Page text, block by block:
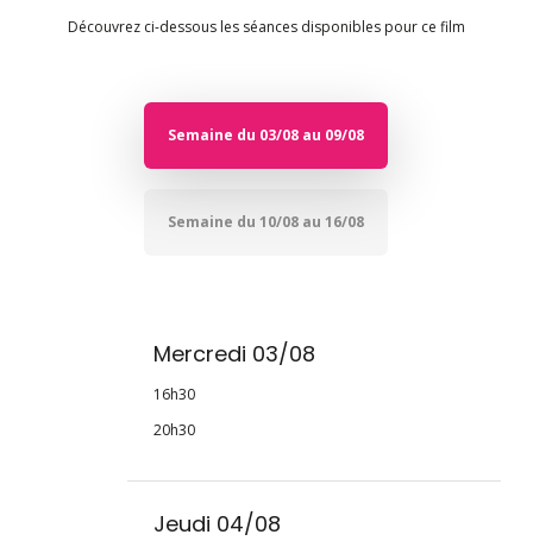
Découvrez ci-dessous les séances disponibles pour ce film
Semaine du 03/08 au 09/08
Semaine du 10/08 au 16/08
Mercredi 03/08
16h30
20h30
Jeudi 04/08